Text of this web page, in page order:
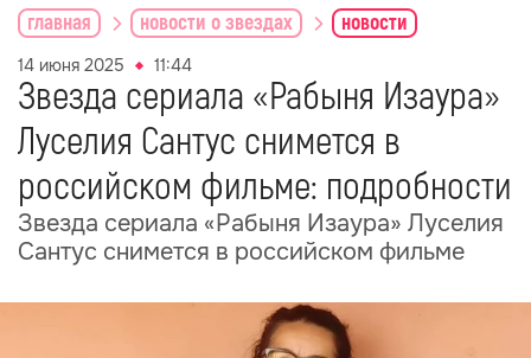
главная новости о звездах новости
14 июня 2025 11:44
Звезда сериала «Рабыня Изаура»
Луселия Сантус снимется в
российском фильме: подробности
Звезда сериала «Рабыня Изаура» Луселия
Сантус снимется в российском фильме